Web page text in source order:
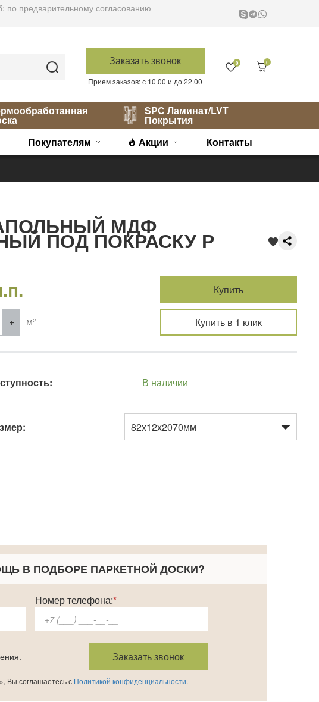
по предварительному согласованию
Заказать звонок
Прием заказов: с 10.00 и до 22.00
0 0
SPC Ламинат/LVT
Покрытия
Покупателям Акции Контакты
МДФ
ПОД ПОКРАСКУ Р
м²
Купить
Купить в 1 клик
В наличии
В ПОДБОРЕ ПАРКЕТНОЙ ДОСКИ?
Номер телефона:*
Вы соглашаетесь с Политикой конфиденциальности.